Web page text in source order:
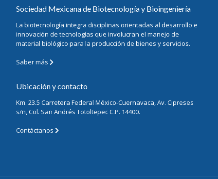
Sociedad Mexicana de Biotecnología y Bioingeniería
La biotecnología integra disciplinas orientadas al desarrollo e
innovación de tecnologías que involucran el manejo de
material biológico para la producción de bienes y servicios.
Saber más
Ubicación y contacto
Km. 23.5 Carretera Federal México-Cuernavaca, Av. Cipreses
s/n, Col. San Andrés Totoltepec C.P. 14400.
Contáctanos